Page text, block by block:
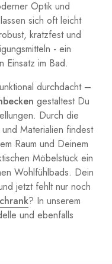
Optik und
sich oft leicht
kratzfest und
- ein
Einsatz im Bad.
durchdacht –
gestaltest Du
Durch die
Materialien findest
Raum und Deinem
Möbelstück ein
Wohlfühlbads. Dein
jetzt fehlt nur noch
? In unserem
und ebenfalls